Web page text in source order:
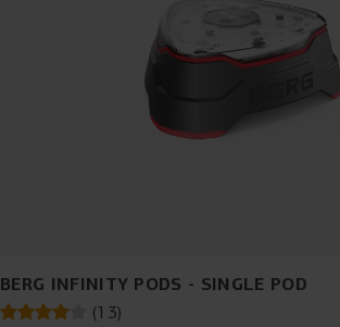
BERG INFINITY PODS - SINGLE POD
(13)